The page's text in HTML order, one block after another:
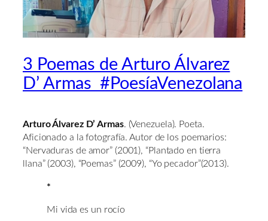
3 Poemas de Arturo Álvarez
D’ Armas #PoesíaVenezolana
Arturo Álvarez D’ Armas. (Venezuela). Poeta.
Aficionado a la fotografía. Autor de los poemarios:
“Nervaduras de amor” (2001), “Plantado en tierra
llana” (2003), “Poemas” (2009), “Yo pecador”(2013).
*
Mi vida es un rocío